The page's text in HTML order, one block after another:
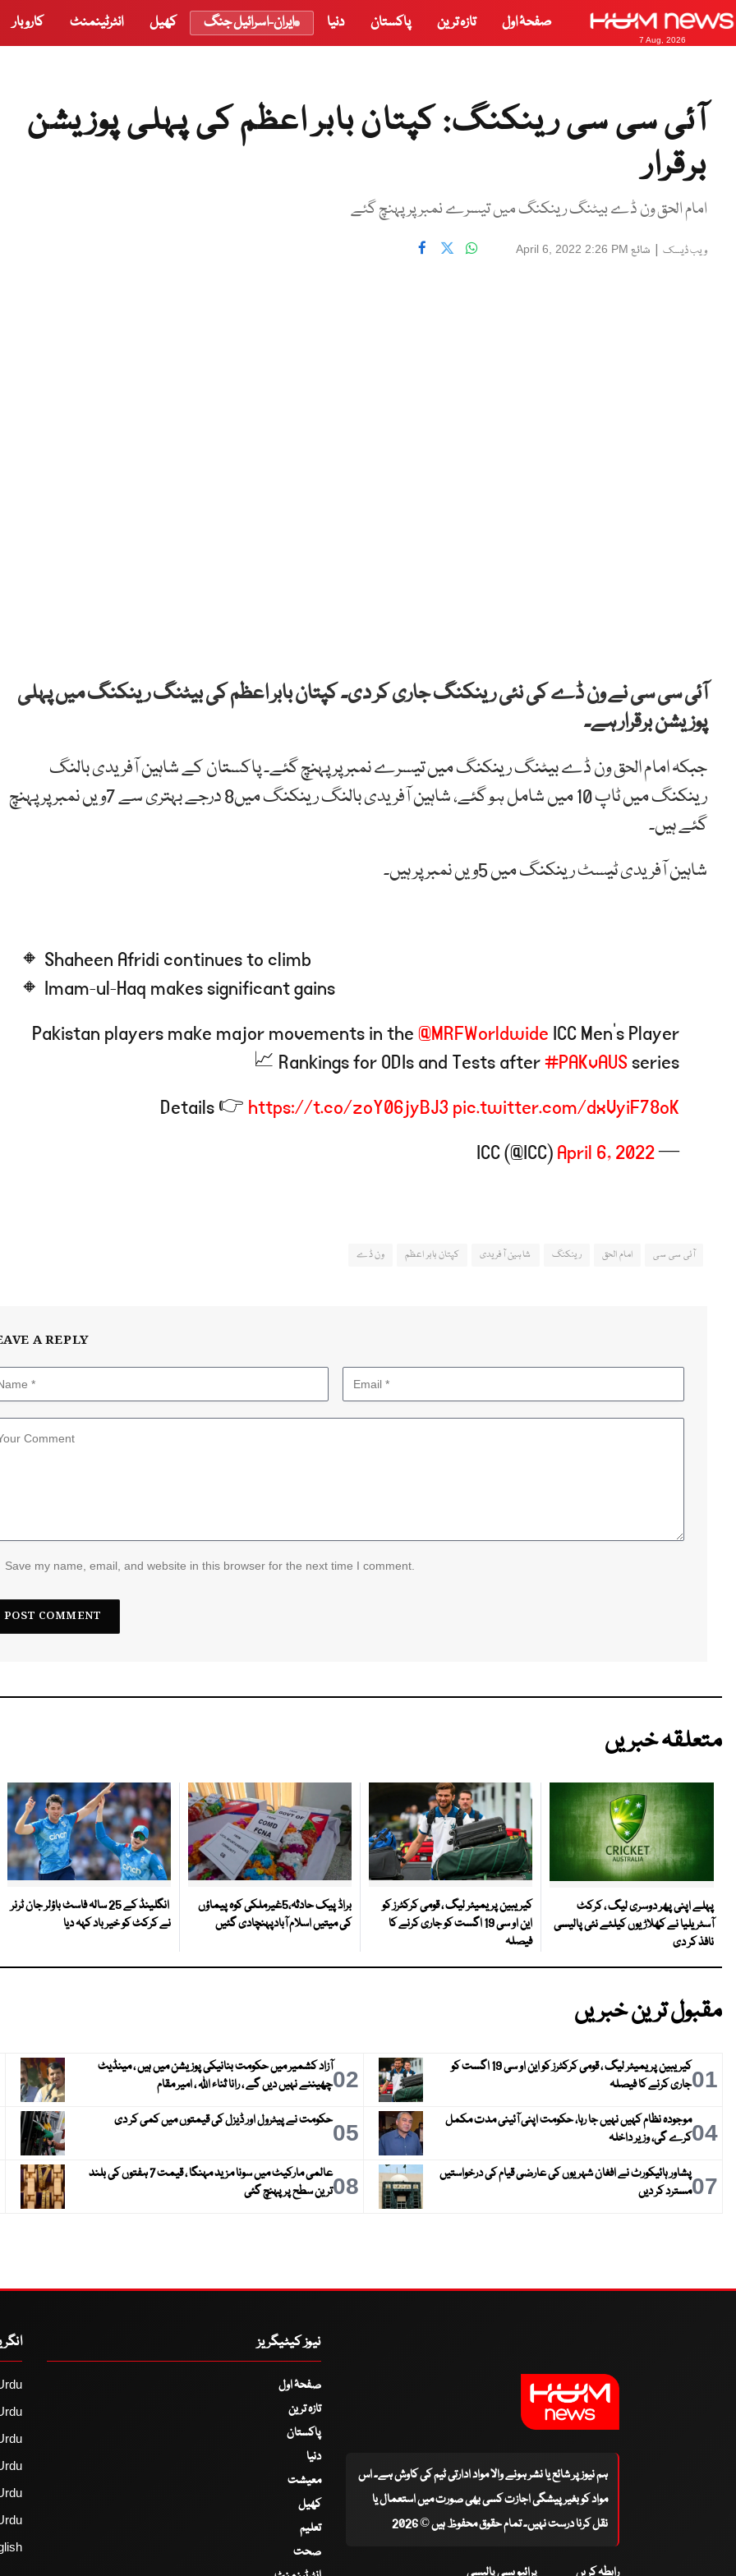
7 Aug, 2026
صفحۂ اول تازہ ترین پاکستان دنیا ایران-اسرائیل جنگ کھیل انٹرٹینمنٹ کاروبار
آئی سی سی رینکنگ: کپتان بابر اعظم کی پہلی پوزیشن
برقرار
امام الحق ون ڈے بیٹنگ رینکنگ میں تیسرے نمبر پر پہنچ گئے
ویب ڈیسک | شائع April 6, 2022 2:26 PM
آئیسی سینےونڈےکینئیرینکنگجاریکردی۔ کپتان بابر اعظم کی بیٹنگ رینکنگ میں پہلی
پوزیشن برقرار ہے۔
جبکہ امامالحقونڈےبیٹنگرینکنگمیںتیسرےنمبرپرپہنچگئے۔پاکستانکےشاہینآفریدیبالنگ
رینکنگمیںٹاپ میںشامل ہو گئے،شاہینآفریدیبالنگرینکنگمیں8 درجےبہتریسے نمبرپرپہنچ
گئے ہیں۔
شاہینآفریدیٹیسٹرینکنگمیں نمبرپرہیں۔
🔸 Shaheen Afridi continues to climb
🔸 Imam-ul-Haq makes significant gains
Pakistan players make major movements in the@MRFWorldwide ICC Men’s Player
Rankings for ODIs and Tests after#PAKvAUSseries 📈
Details 👉 https://t.co/zoY06jyBJ3 pic.twitter.com/dxVyiF78oK
— ICC (@ICC)
April 6, 2022
آئی سی سی امام الحق رینکنگ شاہین آفریدی کپتان بابر اعظم ون ڈے
A REPLY
Save my name, email, and website in this browser for the next time I comment.
متعلقہ خبریں
پہلے اپنی پھر دوسری لیگ ، کرکٹ
آسٹریلیا نے کھلاڑیوں کیلئے نئی پالیسی
نافذ کر دی
کیریبین پریمیئر لیگ ، قومی کرکٹرز کو
این او سی 19 اگست کو جاری کرنے کا
فیصلہ
براڈ پیک حادثہ،5غیرملکی کوہ پیماؤں
کی میتیں اسلام آبادپہنچادی گئیں
انگلینڈ کے 25 سالہ فاسٹ باؤلر جان ٹرنر
نے کرکٹ کو خیر باد کہہ دیا
مقبول ترین خبریں
01
کیریبین پریمیئر لیگ ، قومی کرکٹرز کو این او سی 19 اگست کو
جاری کرنے کا فیصلہ
02آزاد کشمیر میں حکومت بنانیکی پوزیشن میں ہیں ، مینڈیٹ
چھیننے نہیں دیں گے ، رانا ثناء اللہ ، امیر مقام
04موجودہ نظام کہیں نہیں جا رہا، حکومت اپنی آئینی مدت مکمل
کرے گی، وزیر داخلہ
05حکومت نے پیٹرول اور ڈیزل کی قیمتوں میں کمی کر دی
07پشاور ہائیکورٹ نے افغان شہریوں کی عارضی قیام کی درخواستیں
مسترد کر دیں
08
عالمی مارکیٹ میں سونا مزید مہنگا ، قیمت 7 ہفتوں کی بلند
ترین سطح پر پہنچ گئی
ہم نیوز پر شائع یا نشر ہونے والا مواد ادارتی ٹیم کی کاوش ہے۔ اس
مواد کو بغیر پیشگی اجازت کسی بھی صورت میں استعمال یا
نقل کرنا درست نہیں۔ تمام حقوق محفوظ ہیں © 2026
نیوز کیٹیگریز
صفحۂ اول
تازہ ترین
پاکستان
دنیا
معیشت
کھیل
تعلیم
صحت